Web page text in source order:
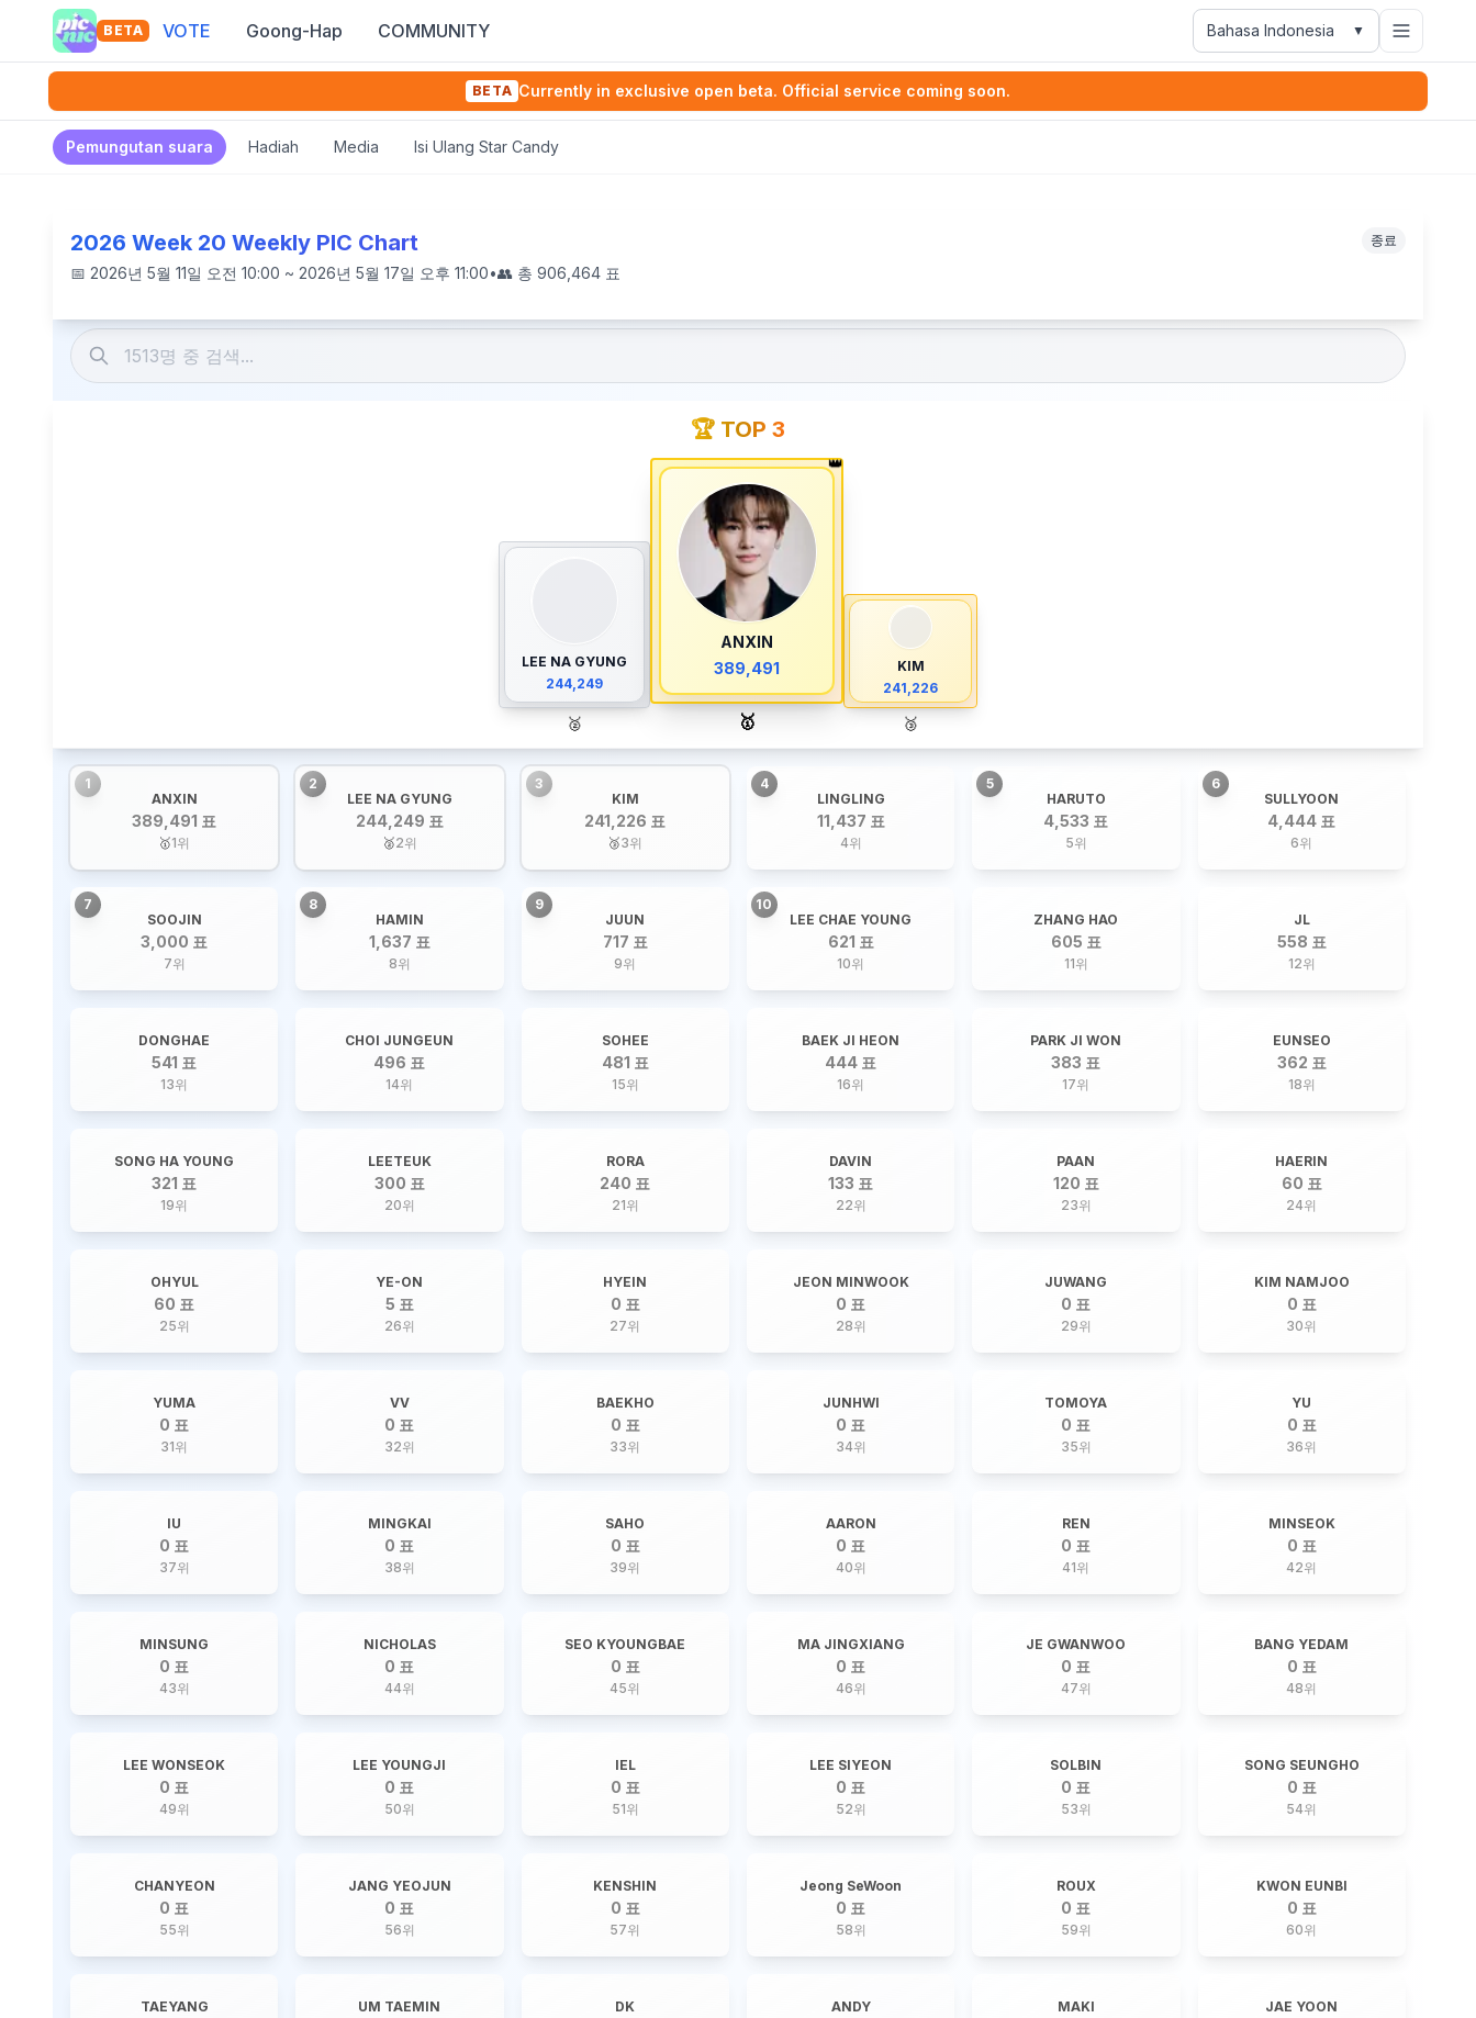
BETA VOTE Goong-Hap COMMUNITY Bahasa Indonesia ▼
BETA Currently in exclusive open beta. Official service coming soon.
Pemungutan suara Hadiah Media Isi Ulang Star Candy
2026 Week 20 Weekly PIC Chart 종료
📅 2026년 5월 11일 오전 10:00 ~ 2026년 5월 17일 오후 11:00•👥 총 906,464 표
🏆 TOP 3
LEE NA GYUNG
244,249
🥈
👑
ANXIN
389,491
🥇
KIM
241,226
🥉
1
ANXIN
389,491 표
🥇1위
2
LEE NA GYUNG
244,249 표
🥈2위
3
KIM
241,226 표
🥉3위
4
LINGLING
11,437 표
4위
5
HARUTO
4,533 표
5위
6
SULLYOON
4,444 표
6위
7
SOOJIN
3,000 표
7위
8
HAMIN
1,637 표
8위
9
JUUN
717 표
9위
10
LEE CHAE YOUNG
621 표
10위
ZHANG HAO
605 표
11위
JL
558 표
12위
DONGHAE
541 표
13위
CHOI JUNGEUN
496 표
14위
SOHEE
481 표
15위
BAEK JI HEON
444 표
16위
PARK JI WON
383 표
17위
EUNSEO
362 표
18위
SONG HA YOUNG
321 표
19위
LEETEUK
300 표
20위
RORA
240 표
21위
DAVIN
133 표
22위
PAAN
120 표
23위
HAERIN
60 표
24위
OHYUL
60 표
25위
YE-ON
5 표
26위
HYEIN
0 표
27위
JEON MINWOOK
0 표
28위
JUWANG
0 표
29위
KIM NAMJOO
0 표
30위
YUMA
0 표
31위
VV
0 표
32위
BAEKHO
0 표
33위
JUNHWI
0 표
34위
TOMOYA
0 표
35위
YU
0 표
36위
IU
0 표
37위
MINGKAI
0 표
38위
SAHO
0 표
39위
AARON
0 표
40위
REN
0 표
41위
MINSEOK
0 표
42위
MINSUNG
0 표
43위
NICHOLAS
0 표
44위
SEO KYOUNGBAE
0 표
45위
MA JINGXIANG
0 표
46위
JE GWANWOO
0 표
47위
BANG YEDAM
0 표
48위
LEE WONSEOK
0 표
49위
LEE YOUNGJI
0 표
50위
IEL
0 표
51위
LEE SIYEON
0 표
52위
SOLBIN
0 표
53위
SONG SEUNGHO
0 표
54위
CHANYEON
0 표
55위
JANG YEOJUN
0 표
56위
KENSHIN
0 표
57위
Jeong SeWoon
0 표
58위
ROUX
0 표
59위
KWON EUNBI
0 표
60위
TAEYANG UM TAEMIN DK ANDY MAKI JAE YOON